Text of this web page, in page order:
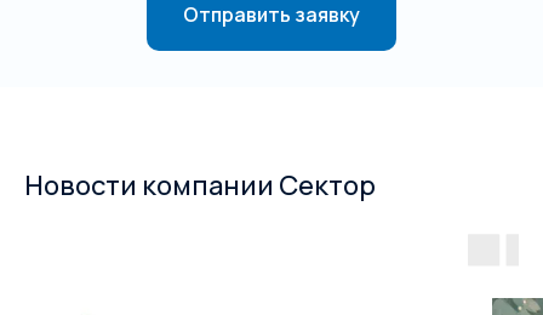
Отправить заявку
Новости компании Сектор